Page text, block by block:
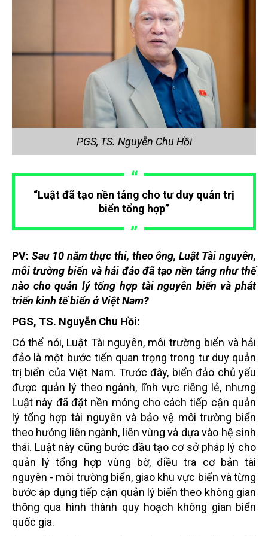
PGS, TS. Nguyễn Chu Hồi
“Luật đã tạo nền tảng cho tư duy quản trị
biển tổng hợp”
PV: Sau 10 năm thực thi, theo ông, Luật Tài nguyên,
môi trường biển và hải đảo đã tạo nền tảng như thế
nào cho quản lý tổng hợp tài nguyên biển và phát
triển kinh tế biển ở Việt Nam?
PGS, TS. Nguyễn Chu Hồi:
Có thể nói, Luật Tài nguyên, môi trường biển và hải
đảo là một bước tiến quan trọng trong tư duy quản
trị biển của Việt Nam. Trước đây, biển đảo chủ yếu
được quản lý theo ngành, lĩnh vực riêng lẻ, nhưng
Luật này đã đặt nền móng cho cách tiếp cận quản
lý tổng hợp tài nguyên và bảo vệ môi trường biển
theo hướng liên ngành, liên vùng và dựa vào hệ sinh
thái. Luật này cũng bước đầu tạo cơ sở pháp lý cho
quản lý tổng hợp vùng bờ, điều tra cơ bản tài
nguyên - môi trường biển, giao khu vực biển và từng
bước áp dụng tiếp cận quản lý biển theo không gian
thông qua hình thành quy hoạch không gian biển
quốc gia.